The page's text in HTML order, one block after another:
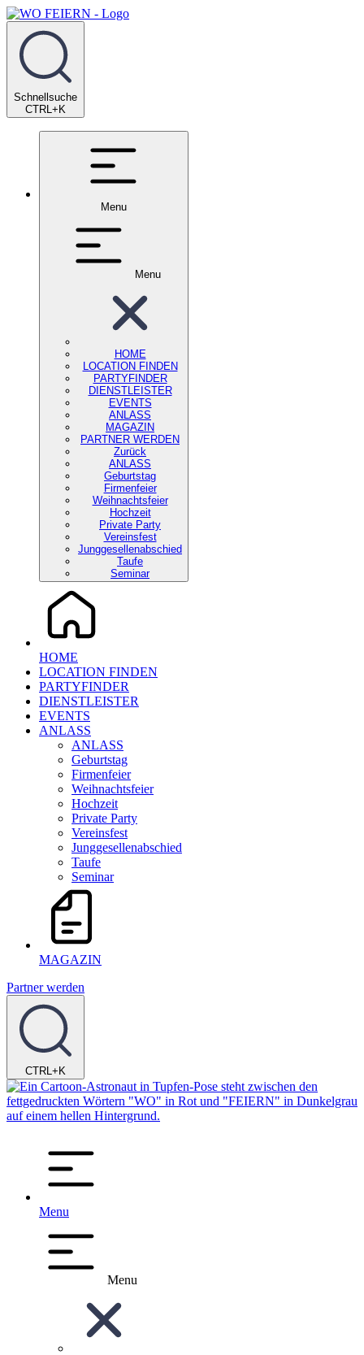
Schnellsuche
CTRL+K
Menu
Menu
HOME
LOCATION FINDEN
PARTYFINDER
DIENSTLEISTER
EVENTS
ANLASS
MAGAZIN
PARTNER WERDEN
Zurück
ANLASS
Geburtstag
Firmenfeier
Weihnachtsfeier
Hochzeit
Private Party
Vereinsfest
Junggesellenabschied
Taufe
Seminar
HOME
LOCATION FINDEN
PARTYFINDER
DIENSTLEISTER
EVENTS
ANLASS
ANLASS
Geburtstag
Firmenfeier
Weihnachtsfeier
Hochzeit
Private Party
Vereinsfest
Junggesellenabschied
Taufe
Seminar
MAGAZIN
Partner werden
CTRL+K
Menu
Menu